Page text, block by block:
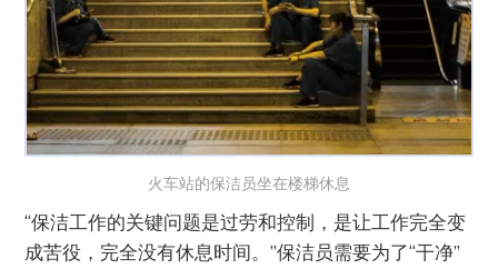
火车站的保洁员坐在楼梯休息
“保洁工作的关键问题是过劳和控制，是让工作完全变
成苦役，完全没有休息时间。”保洁员需要为了“干净”